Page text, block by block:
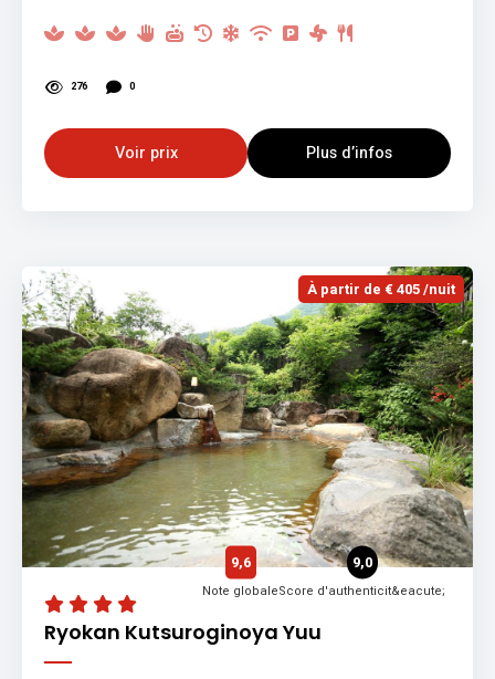
276 0
Voir prix Plus d’infos
À partir de € 405 /nuit
Ryokan Kutsuroginoya Yuu
9,6
Note globale
9,0
Score d'authenticit&eacute;